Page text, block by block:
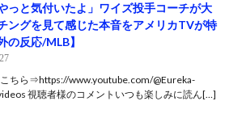
っと気付いたよ」ワイズ投手コーチが大
ングを見て感じた本音をアメリカTVが特
の反応/MLB】
ちら⇒https://www.youtube.com/@Eureka-
視聴者様のコメントいつも楽しみに読ん[…]